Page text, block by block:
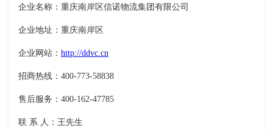
企业名称：重庆南岸区信诺物流集团有限公司
企业地址：重庆南岸区
企业网站： http://ddvc.cn
招商热线：400-773-58838
售后服务：400-162-47785
联 系 人：王先生